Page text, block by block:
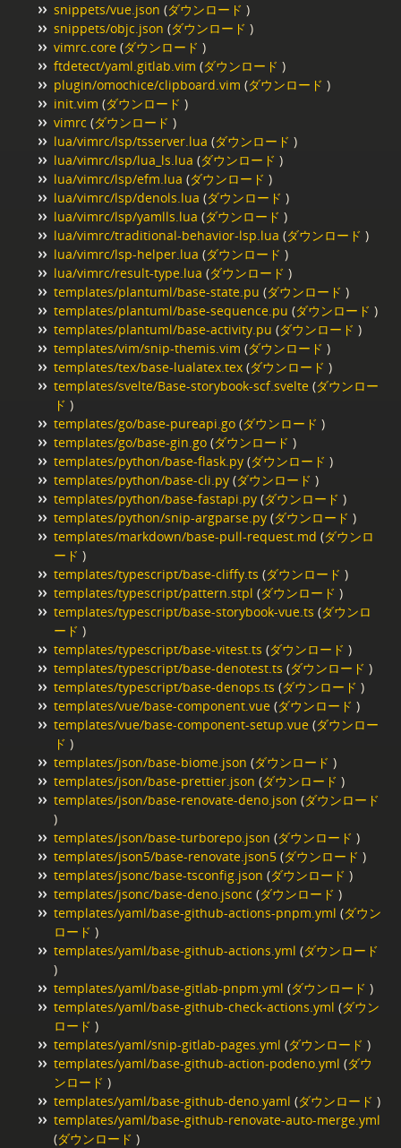
snippets/vue.json (ダウンロード )
snippets/objc.json (ダウンロード )
vimrc.core (ダウンロード )
ftdetect/yaml.gitlab.vim (ダウンロード )
plugin/omochice/clipboard.vim (ダウンロード )
init.vim (ダウンロード )
vimrc (ダウンロード )
lua/vimrc/lsp/tsserver.lua (ダウンロード )
lua/vimrc/lsp/lua_ls.lua (ダウンロード )
lua/vimrc/lsp/efm.lua (ダウンロード )
lua/vimrc/lsp/denols.lua (ダウンロード )
lua/vimrc/lsp/yamlls.lua (ダウンロード )
lua/vimrc/traditional-behavior-lsp.lua (ダウンロード )
lua/vimrc/lsp-helper.lua (ダウンロード )
lua/vimrc/result-type.lua (ダウンロード )
templates/plantuml/base-state.pu (ダウンロード )
templates/plantuml/base-sequence.pu (ダウンロード )
templates/plantuml/base-activity.pu (ダウンロード )
templates/vim/snip-themis.vim (ダウンロード )
templates/tex/base-lualatex.tex (ダウンロード )
templates/svelte/Base-storybook-scf.svelte (ダウンロー
ド )
templates/go/base-pureapi.go (ダウンロード )
templates/go/base-gin.go (ダウンロード )
templates/python/base-flask.py (ダウンロード )
templates/python/base-cli.py (ダウンロード )
templates/python/base-fastapi.py (ダウンロード )
templates/python/snip-argparse.py (ダウンロード )
templates/markdown/base-pull-request.md (ダウンロ
ード )
templates/typescript/base-cliffy.ts (ダウンロード )
templates/typescript/pattern.stpl (ダウンロード )
templates/typescript/base-storybook-vue.ts (ダウンロ
ード )
templates/typescript/base-vitest.ts (ダウンロード )
templates/typescript/base-denotest.ts (ダウンロード )
templates/typescript/base-denops.ts (ダウンロード )
templates/vue/base-component.vue (ダウンロード )
templates/vue/base-component-setup.vue (ダウンロー
ド )
templates/json/base-biome.json (ダウンロード )
templates/json/base-prettier.json (ダウンロード )
templates/json/base-renovate-deno.json (ダウンロード
)
templates/json/base-turborepo.json (ダウンロード )
templates/json5/base-renovate.json5 (ダウンロード )
templates/jsonc/base-tsconfig.json (ダウンロード )
templates/jsonc/base-deno.jsonc (ダウンロード )
templates/yaml/base-github-actions-pnpm.yml (ダウン
ロード )
templates/yaml/base-github-actions.yml (ダウンロード
)
templates/yaml/base-gitlab-pnpm.yml (ダウンロード )
templates/yaml/base-github-check-actions.yml (ダウン
ロード )
templates/yaml/snip-gitlab-pages.yml (ダウンロード )
templates/yaml/base-github-action-podeno.yml (ダウ
ンロード )
templates/yaml/base-github-deno.yaml (ダウンロード )
templates/yaml/base-github-renovate-auto-merge.yml
(ダウンロード )